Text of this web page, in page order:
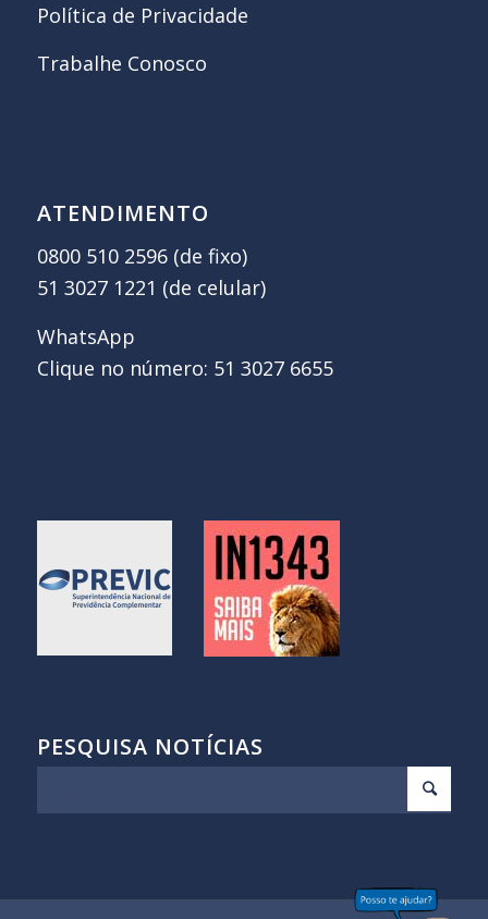
Política de Privacidade
Trabalhe Conosco
ATENDIMENTO
0800 510 2596 (de fixo)
51 3027 1221 (de celular)
WhatsApp
Clique no número: 51 3027 6655
PESQUISA NOTÍCIAS